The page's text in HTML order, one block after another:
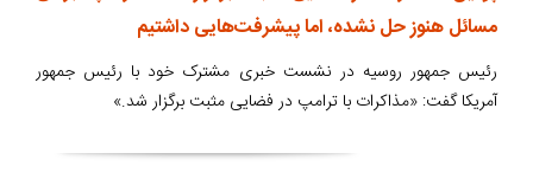
مسائل هنوز حل نشده‌، اما پیشرفت‌هایی داشتیم
رئیس جمهور روسیه در نشست خبری مشترک خود با رئیس جمهور
آمریکا گفت: «مذاکرات با ترامپ در فضایی مثبت برگزار شد.»